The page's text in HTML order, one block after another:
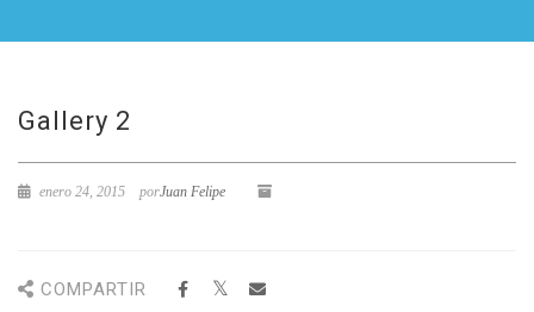
Gallery 2
enero 24, 2015 porJuan Felipe
COMPARTIR